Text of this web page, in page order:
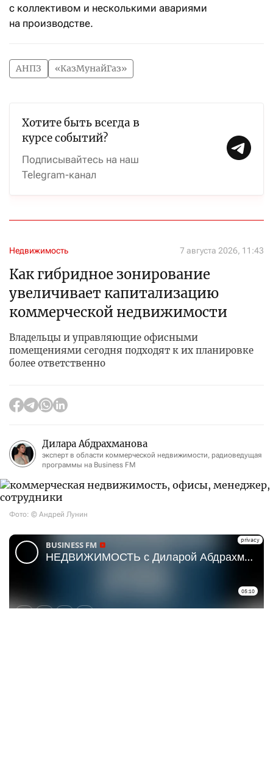
с коллективом и несколькими авариями
на производстве.
АНПЗ «КазМунайГаз»
Хотите быть всегда в
курсе событий?
Подписывайтесь на наш
Telegram-канал
Недвижимость 7 августа 2026, 11:43
Как гибридное зонирование
увеличивает капитализацию
коммерческой недвижимости
Владельцы и управляющие офисными
помещениями сегодня подходят к их планировке
более ответственно
Дилара Абдрахманова
эксперт в области коммерческой недвижимости, радиоведущая
программы на Business FM
Фото: © Андрей Лунин